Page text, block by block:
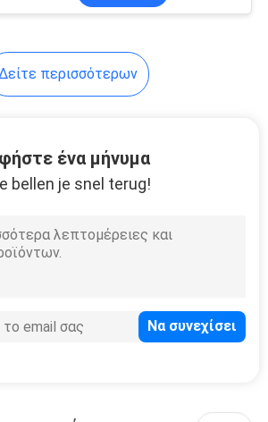
περισσότερων
ένα μήνυμα
bellen je snel terug!